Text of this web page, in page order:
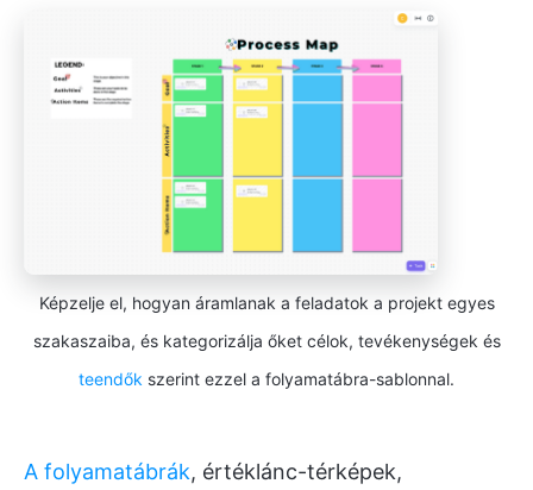
Képzelje el, hogyan áramlanak a feladatok a projekt egyes
szakaszaiba, és kategorizálja őket célok, tevékenységek és
teendők szerint ezzel a folyamatábra-sablonnal.
A folyamatábrák, értéklánc-térképek,